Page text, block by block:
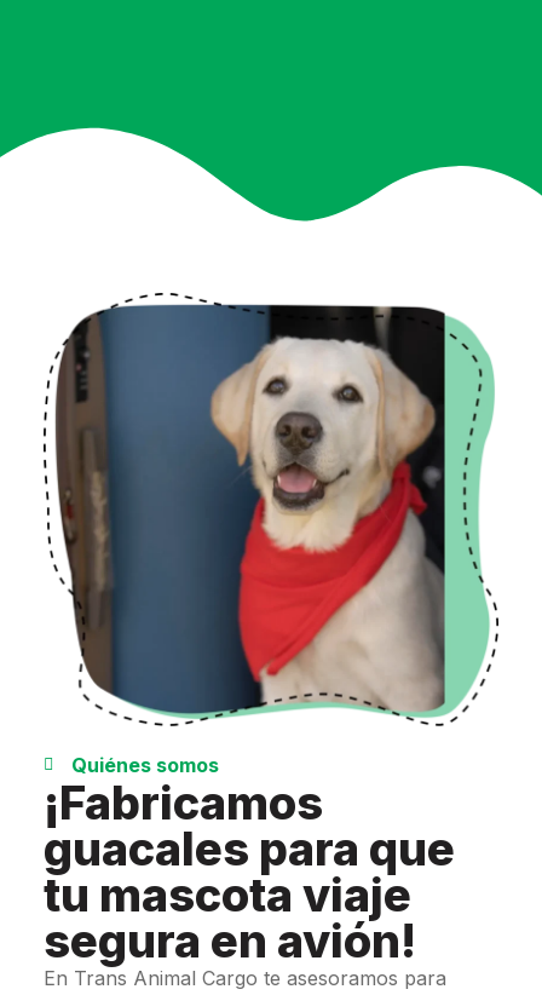
Quiénes somos
¡Fabricamos
guacales para que
tu mascota viaje
segura en avión!
En Trans Animal Cargo te asesoramos para